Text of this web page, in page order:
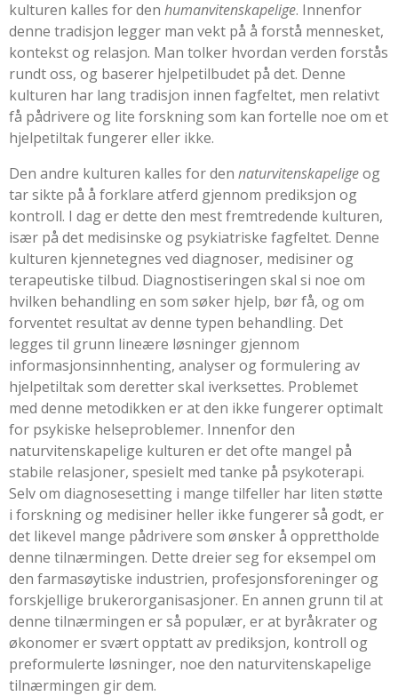
kulturen kalles for den humanvitenskapelige. Innenfor
denne tradisjon legger man vekt på å forstå mennesket,
kontekst og relasjon. Man tolker hvordan verden forstås
rundt oss, og baserer hjelpetilbudet på det. Denne
kulturen har lang tradisjon innen fagfeltet, men relativt
få pådrivere og lite forskning som kan fortelle noe om et
hjelpetiltak fungerer eller ikke.
Den andre kulturen kalles for den naturvitenskapeligeog
tar sikte på å forklare atferd gjennom prediksjon og
kontroll. I dag er dette den mest fremtredende kulturen,
især på det medisinske og psykiatriske fagfeltet. Denne
kulturen kjennetegnes ved diagnoser, medisiner og
terapeutiske tilbud. Diagnostiseringen skal si noe om
hvilken behandling en som søker hjelp, bør få, og om
forventet resultat av denne typen behandling. Det
legges til grunn lineære løsninger gjennom
informasjonsinnhenting, analyser og formulering av
hjelpetiltak som deretter skal iverksettes. Problemet
med denne metodikken er at den ikke fungerer optimalt
for psykiske helseproblemer. Innenfor den
naturvitenskapelige kulturen er det ofte mangel på
stabile relasjoner, spesielt med tanke på psykoterapi.
Selv om diagnosesetting i mange tilfeller har liten støtte
i forskning og medisiner heller ikke fungerer så godt, er
det likevel mange pådrivere som ønsker å opprettholde
denne tilnærmingen. Dette dreier seg for eksempel om
den farmasøytiske industrien, profesjonsforeninger og
forskjellige brukerorganisasjoner. En annen grunn til at
denne tilnærmingen er så populær, er at byråkrater og
økonomer er svært opptatt av prediksjon, kontroll og
preformulerte løsninger, noe den naturvitenskapelige
tilnærmingen gir dem.